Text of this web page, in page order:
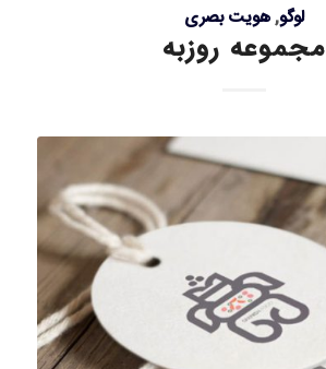
لوگو,هویت بصری
مجموعه روزبه